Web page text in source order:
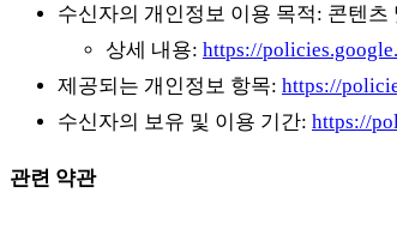
수신자의 개인정보 이용 목적: 콘텐
상세 내용: https://
제공되는 개인정보 항목: https://
수신자의 보유 및 이용 기간: https://
관련 약관